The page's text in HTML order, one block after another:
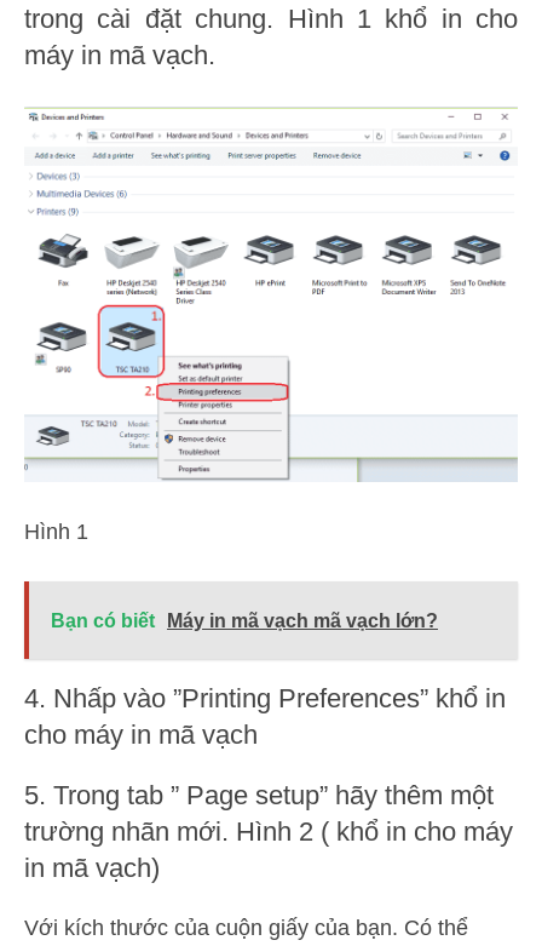
trong cài đặt chung. Hình 1 khổ in cho
máy in mã vạch.
Hình 1
Bạn có biết Máy in mã vạch mã vạch lớn?
4. Nhấp vào ”Printing Preferences” khổ in
cho máy in mã vạch
5. Trong tab ” Page setup” hãy thêm một
trường nhãn mới. Hình 2 ( khổ in cho máy
in mã vạch)
Với kích thước của cuộn giấy của bạn. Có thể